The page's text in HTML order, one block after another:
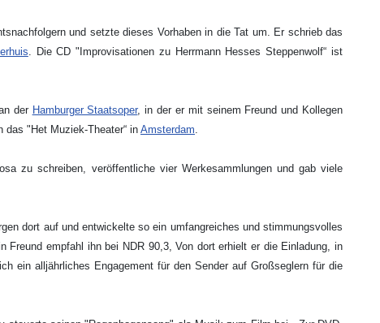
und setzte dieses Vorhaben in die Tat um. Er schrieb das
. Die CD "Improvisationen zu Herrmann Hesses Steppenwolf“ ist
der Hamburger Staatsoper, in der er mit seinem Freund und Kollegen
das "Het Muziek-Theater“ inAmsterdam.
zu schreiben, veröffentliche vier Werkesammlungen und gab viele
dort auf und entwickelte so ein umfangreiches und stimmungsvolles
empfahl ihn bei NDR 90,3, Von dort erhielt er die Einladung, in
ein alljährliches Engagement für den Sender auf Großseglern für die